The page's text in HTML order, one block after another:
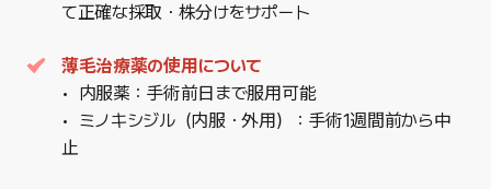
て正確な採取・株分けをサポート
薄毛治療薬の使用について
内服薬：手術前日まで服用可能
ミノキシジル（内服・外用）：手術1週間前から中
止